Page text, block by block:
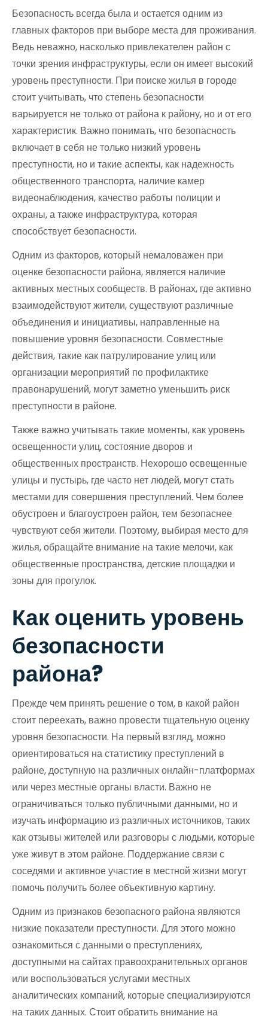
Безопасность всегда была и остается одним из
главных факторов при выборе места для проживания.
Ведь неважно, насколько привлекателен район с
точки зрения инфраструктуры, если он имеет высокий
уровень преступности. При поиске жилья в городе
стоит учитывать, что степень безопасности
варьируется не только от района к району, но и от его
характеристик. Важно понимать, что безопасность
включает в себя не только низкий уровень
преступности, но и такие аспекты, как надежность
общественного транспорта, наличие камер
видеонаблюдения, качество работы полиции и
охраны, а также инфраструктура, которая
способствует безопасности.
Одним из факторов, который немаловажен при
оценке безопасности района, является наличие
активных местных сообществ. В районах, где активно
взаимодействуют жители, существуют различные
объединения и инициативы, направленные на
повышение уровня безопасности. Совместные
действия, такие как патрулирование улиц или
организации мероприятий по профилактике
правонарушений, могут заметно уменьшить риск
преступности в районе.
Также важно учитывать такие моменты, как уровень
освещенности улиц, состояние дворов и
общественных пространств. Нехорошо освещенные
улицы и пустырь, где часто нет людей, могут стать
местами для совершения преступлений. Чем более
обустроен и благоустроен район, тем безопаснее
чувствуют себя жители. Поэтому, выбирая место для
жилья, обращайте внимание на такие мелочи, как
общественные пространства, детские площадки и
зоны для прогулок.
Как оценить уровень
безопасности
района?
Прежде чем принять решение о том, в какой район
стоит переехать, важно провести тщательную оценку
уровня безопасности. На первый взгляд, можно
ориентироваться на статистику преступлений в
районе, доступную на различных онлайн-платформах
или через местные органы власти. Важно не
ограничиваться только публичными данными, но и
изучать информацию из различных источников, таких
как отзывы жителей или разговоры с людьми, которые
уже живут в этом районе. Поддержание связи с
соседями и активное участие в местной жизни могут
помочь получить более объективную картину.
Одним из признаков безопасного района являются
низкие показатели преступности. Для этого можно
ознакомиться с данными о преступлениях,
доступными на сайтах правоохранительных органов
или воспользоваться услугами местных
аналитических компаний, которые специализируются
на таких данных. Стоит обратить внимание на